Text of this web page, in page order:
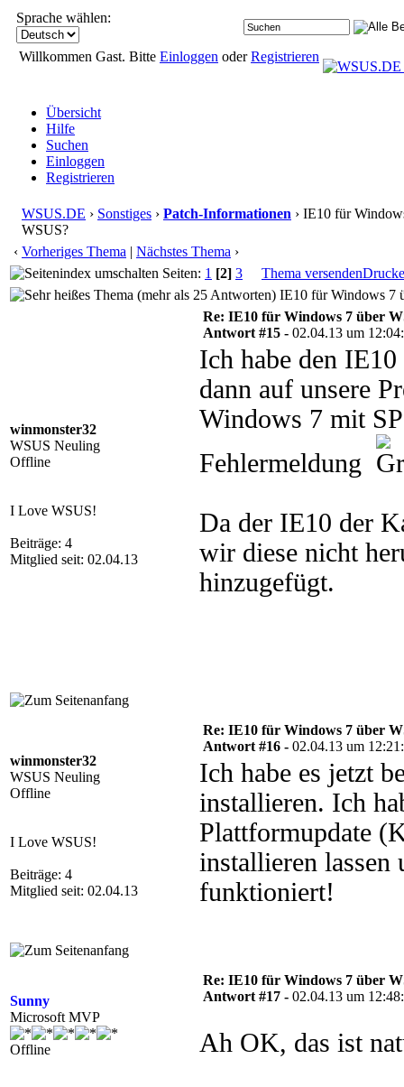
Sprache wählen:
Willkommen Gast. Bitte Einloggen oderRegistrieren
Übersicht
Hilfe
Suchen
Einloggen
Registrieren
WSUS.DE › Sonstiges › Patch-Informationen › IE10 für
WSUS?
‹ Vorheriges Thema | Nächstes Thema ›
Seiten: 1 [2] 3 Thema versenden
IE10 für Windows 7
winmonster32
WSUS Neuling
Offline
I Love WSUS!
Beiträge: 4
Mitglied seit: 02.04.13
Re: IE10 für Windows 7 über
Antwort #15 - 02.04.13 um
Ich habe den
dann auf unsere
Windows 7 mit
Fehlermeldung
Da der IE10 der
wir diese nicht
hinzugefügt.
winmonster32
WSUS Neuling
Offline
I Love WSUS!
Beiträge: 4
Mitglied seit: 02.04.13
Re: IE10 für Windows 7 über
Antwort #16 - 02.04.13 um
Ich habe es jetzt
installieren. Ich
Plattformupdate
installieren lassen
funktioniert!
Sunny
Microsoft MVP
Offline
Re: IE10 für Windows 7 über
Antwort #17 - 02.04.13 um
Ah OK, das ist